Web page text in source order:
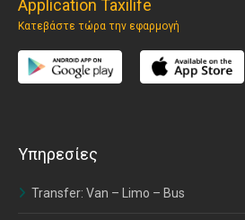
Application Taxilife
Κατεβάστε τώρα την εφαρμογή
Υπηρεσίες
Transfer: Van – Limo – Bus